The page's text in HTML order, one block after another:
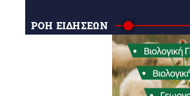
ΡΟΗ ΕΙΔΗΣΕΩΝ